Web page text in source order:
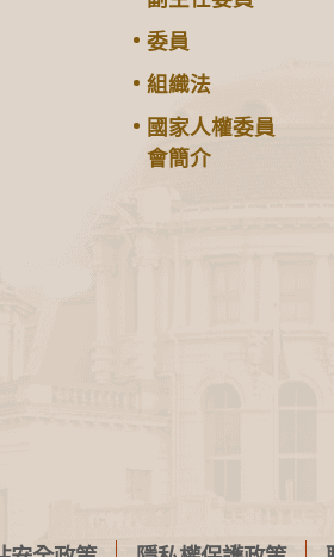
委員
組織法
國家人權委員
會簡介